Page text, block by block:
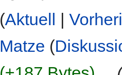
(Aktuell |
Matze (